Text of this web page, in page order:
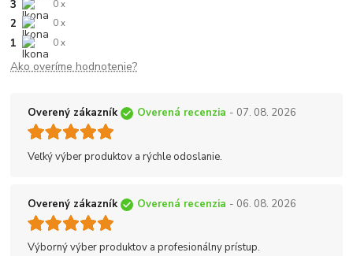
3 0 x
2 0 x
1 0 x
Ako overíme hodnotenie?
Overený zákazník Overená recenzia - 07. 08. 2026
Veľký výber produktov a rýchle odoslanie.
Overený zákazník Overená recenzia - 06. 08. 2026
Výborný výber produktov a profesionálny prístup.